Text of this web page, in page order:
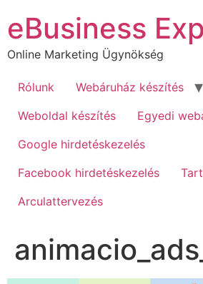
tartalomhoz
eBusiness
Online Marketing Ügynökség
Rólunk
Webáruház készítés
Weboldal készítés
Egyedi
Google hirdetéskezelés
Facebook hirdetéskezelés
Arculattervezés